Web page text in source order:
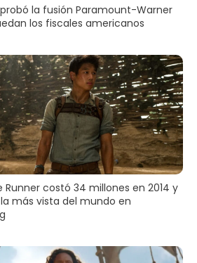
la fusión Paramount-Warner
los fiscales americanos
Runner costó 34 millones en 2014 y
más vista del mundo en